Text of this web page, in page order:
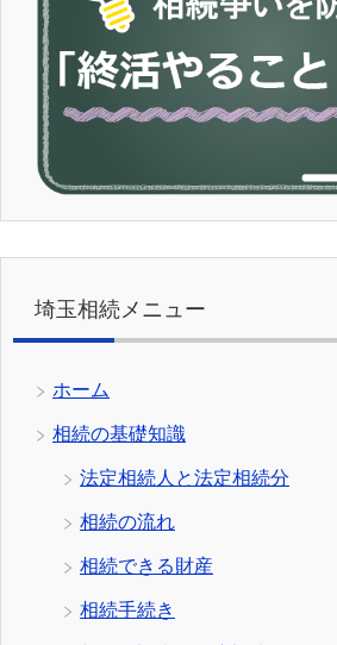
埼玉相続メニュー
ホーム
相続の基礎知識
法定相続人と法定相続分
相続の流れ
相続できる財産
相続手続き